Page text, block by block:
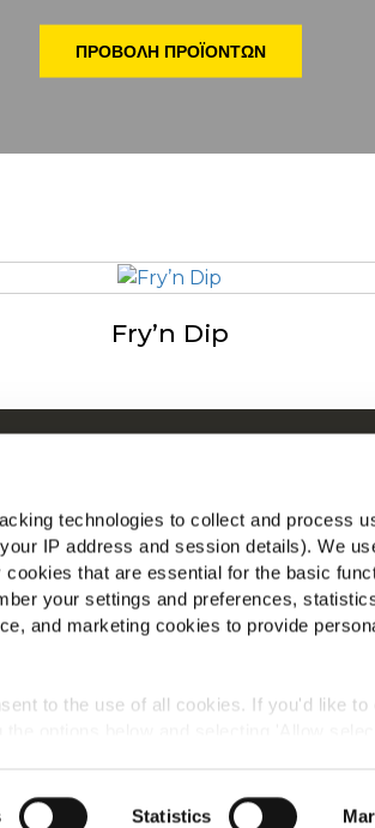
technologies to collect and process
IP address and session details). We
that are essential for the basic
your settings and preferences,
and marketing cookies to provide
to the use of all cookies. If you'd like to
in the footer of the page.
Statistics
ΠΡΟΒΟΛΉ ΠΡΟΪΌΝΤΩΝ
Fry’n Dip
McCain® Foods Limited | All rights reserved